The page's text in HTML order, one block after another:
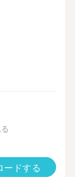
ードする